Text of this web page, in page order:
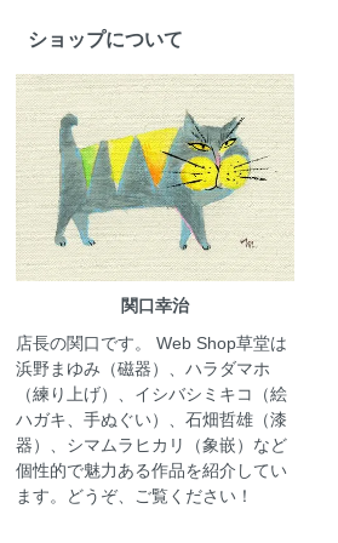
ショップについて
関口幸治
店長の関口です。 Web Shop草堂は
浜野まゆみ（磁器）、ハラダマホ
（練り上げ）、イシバシミキコ（絵
ハガキ、手ぬぐい）、石畑哲雄（漆
器）、シマムラヒカリ（象嵌）など
個性的で魅力ある作品を紹介してい
ます。どうぞ、ご覧ください！